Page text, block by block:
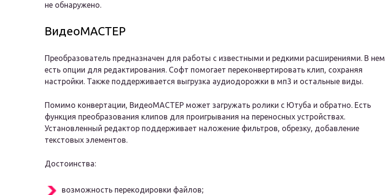
не обнаружено.
ВидеоМАСТЕР
Преобразователь предназначен для работы с известными и редкими расширениями. В нем
есть опции для редактирования. Софт помогает переконвертировать клип, сохраняя
настройки. Также поддерживается выгрузка аудиодорожки в мп3 и остальные виды.
Помимо конвертации, ВидеоМАСТЕР может загружать ролики с Ютуба и обратно. Есть
функция преобразования клипов для проигрывания на переносных устройствах.
Установленный редактор поддерживает наложение фильтров, обрезку, добавление
текстовых элементов.
Достоинства:
возможность перекодировки файлов;